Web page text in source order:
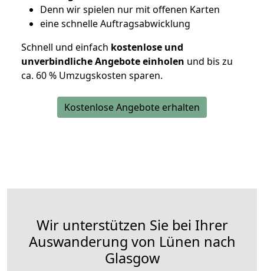
Denn wir spielen nur mit offenen Karten
eine schnelle Auftragsabwicklung
Schnell und einfach kostenlose und
unverbindliche Angebote einholen und bis zu
ca. 60 % Umzugskosten sparen.
Kostenlose Angebote erhalten
Wir unterstützen Sie bei Ihrer
Auswanderung von Lünen nach
Glasgow